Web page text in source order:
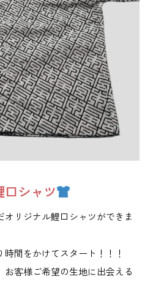
口シャツ
リジナル鯉口シャツができま
間をかけてスタート！！！
客様ご希望の生地に出会える